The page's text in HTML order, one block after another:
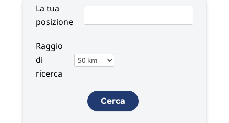
La tua
posizione
Raggio
di
ricerca